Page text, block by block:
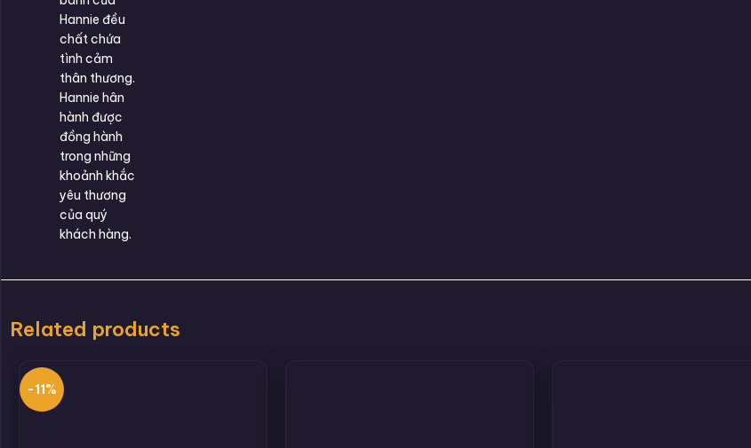
Hannie đều
chất chứa
tình cảm
thân thương.
Hannie hân
hành được
đồng hành
trong những
khoảnh khắc
yêu thương
của quý
khách hàng.
Related products
-11%